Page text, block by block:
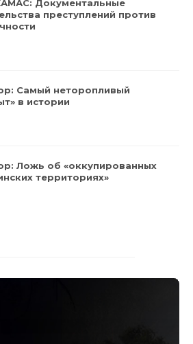
Документальные
преступлений против
Самый неторопливый
в истории
Ложь об «оккупированных
территориях»